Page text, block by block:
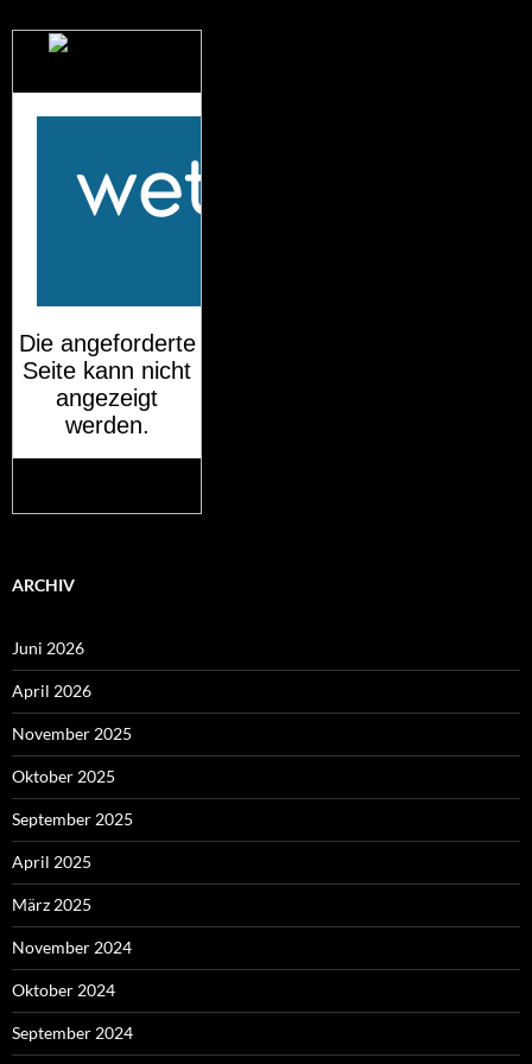
ARCHIV
Juni 2026
April 2026
November 2025
Oktober 2025
September 2025
April 2025
März 2025
November 2024
Oktober 2024
September 2024